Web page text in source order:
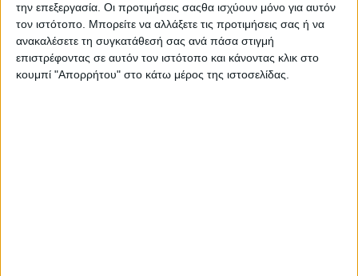
την επεξεργασία. Οι προτιμήσεις σαςθα ισχύουν μόνο για αυτόν
τον ιστότοπο. Μπορείτε να αλλάξετε τις προτιμήσεις σας ή να
ανακαλέσετε τη συγκατάθεσή σας ανά πάσα στιγμή
επιστρέφοντας σε αυτόν τον ιστότοπο και κάνοντας κλικ στο
κουμπί "Απορρήτου" στο κάτω μέρος της ιστοσελίδας.
– CLA 180: € 49.950
– CLA 200: € 54.900
– CLA 200 4MATIC: € 57.900
– CLA 220: € 58.800